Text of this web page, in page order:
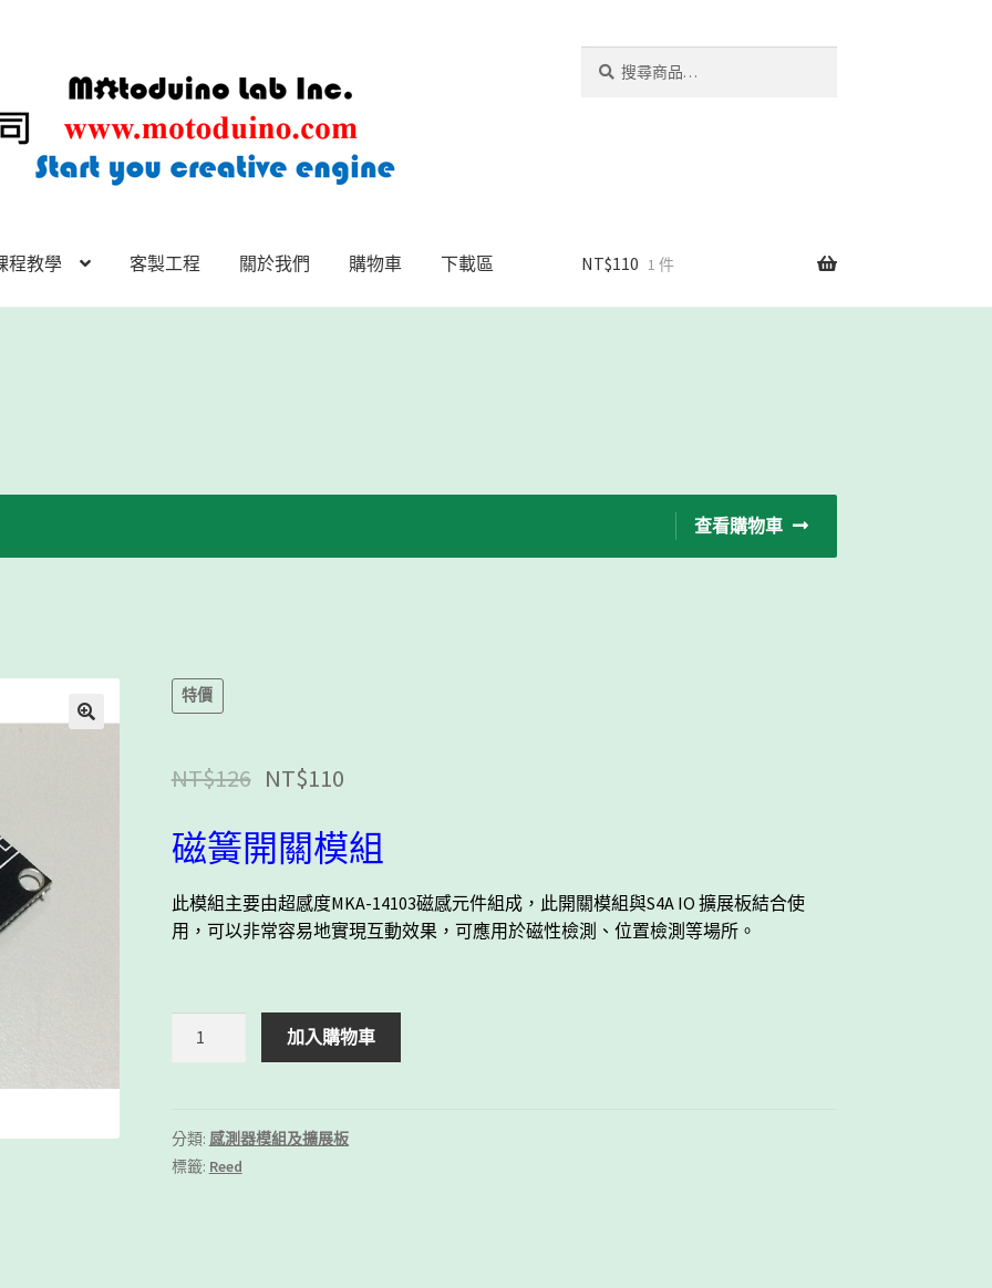
程教學 客製工程 關於我們 購物車 下載區 NT$110 1 件
查看購物車
特價
NT$126 NT$110
磁簧開關模組
此模組主要由超感度MKA-14103磁感元件組成，此開關模組與S4A IO 擴展板結合使
用，可以非常容易地實現互動效果，可應用於磁性檢測、位置檢測等場所。
模
組
加入購物車
分類: 感測器模組及擴展板
標籤: Reed